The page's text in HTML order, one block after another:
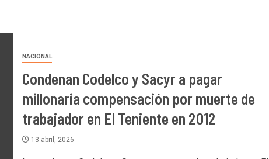
NACIONAL
Condenan Codelco y Sacyr a pagar
millonaria compensación por muerte de
trabajador en El Teniente en 2012
13 abril, 2026